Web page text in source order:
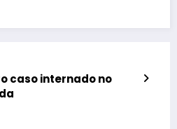
caso internado no